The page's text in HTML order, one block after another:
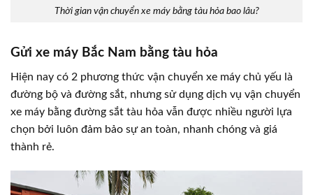
Thời gian vận chuyển xe máy bằng tàu hỏa bao lâu?
Gửi xe máy Bắc Nam bằng tàu hỏa
Hiện nay có 2 phương thức vận chuyển xe máy chủ yếu là
đường bộ và đường sắt, nhưng sử dụng dịch vụ vận chuyển
xe máy bằng đường sắt tàu hỏa vẫn được nhiều người lựa
chọn bởi luôn đảm bảo sự an toàn, nhanh chóng và giá
thành rẻ.